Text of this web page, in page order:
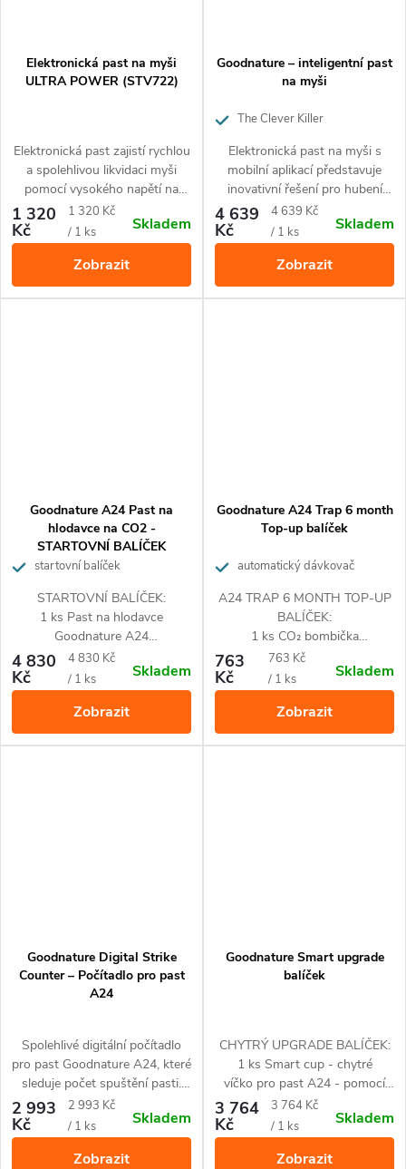
Elektronická past na myši
ULTRA POWER (STV722)
Elektronická past zajistí rychlou
a spolehlivou likvidaci myši
pomocí vysokého napětí na
profesionální úrovni.
1 320
Kč
Měrná
cena:
1 320 Kč
/ 1 ks
Skladem
Zobrazit
Goodnature – inteligentní past
na myši
The Clever Killer
Elektronická past na myši s
mobilní aplikací představuje
inovativní řešení pro hubení
hlodavců – efektivní, etické a
inteligentní.
4 639
Kč
Měrná
cena:
4 639 Kč
/ 1 ks
Skladem
Zobrazit
Goodnature A24 Past na
hlodavce na CO2 -
STARTOVNÍ BALÍČEK
startovní balíček
STARTOVNÍ BALÍČEK:
1 ks Past na hlodavce
Goodnature A24
2 ks
Náhradní bombička
s náplní CO2 (16 g)
1 ks košík na návnadu
držákpasti (lze
namontovat např. na kmen
stromu, dřevěný sloupek apod.)
4 830
Kč
Měrná
cena:
4 830 Kč
/ 1 ks
Skladem
Zobrazit
Goodnature A24 Trap 6 month
Top-up balíček
automatický dávkovač
A24 TRAP 6 MONTH TOP-UP
BALÍČEK:
1 ks CO₂ bombička
1 ks automatický dávkovač
návnady
763
Kč
Měrná
cena:
763 Kč
/ 1 ks
Skladem
Zobrazit
Goodnature Digital Strike
Counter – Počítadlo pro past
A24
Spolehlivé digitální počítadlo
pro past Goodnature A24, které
sleduje počet spuštění pasti.
Snadná instalace a dlouhá
životnost.
2 993
Kč
Měrná
cena:
2 993 Kč
/ 1 ks
Skladem
Zobrazit
Goodnature Smart upgrade
balíček
CHYTRÝ UPGRADE BALÍČEK:
1 ks Smart cup - chytré
víčko pro past A24 - pomocí
technologie Bluetooth se
propojuje s vaším chytrým
telefonem prostřednictvím
aplikace Goodnature
3 764
Kč
Měrná
cena:
3 764 Kč
/ 1 ks
Skladem
Zobrazit